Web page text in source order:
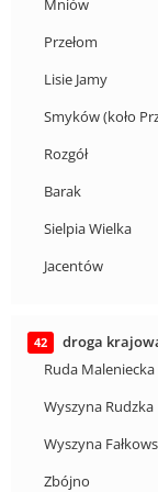
Mniów
Przełom
Lisie Jamy
Smyków (koło
Rozgół
Barak
Sielpia Wielka
Jacentów
42
droga
Ruda Maleniecka
Wyszyna Rudzka
Wyszyna
Zbójno